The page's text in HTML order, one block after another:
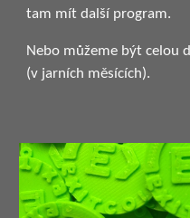
tam mít další program.
Nebo můžeme být celou
(v jarních měsících).